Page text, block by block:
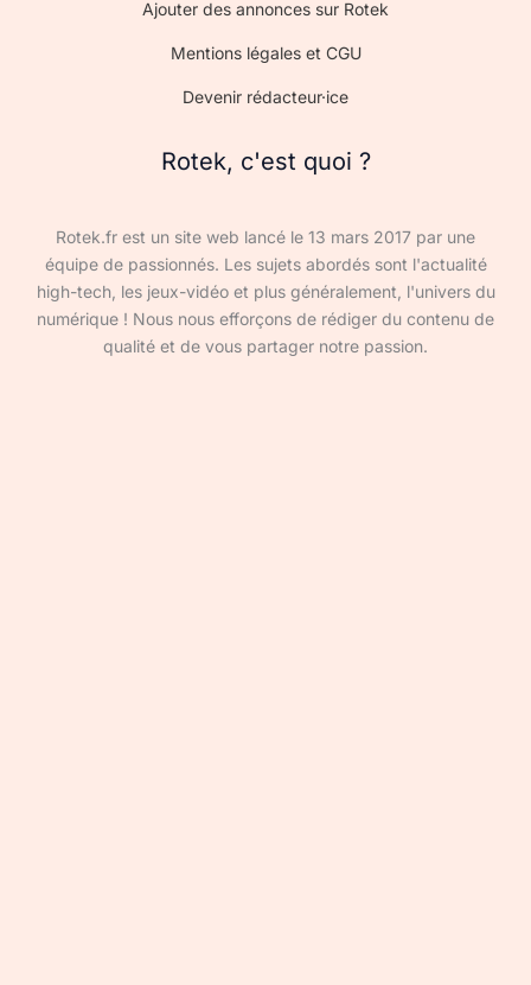
Ajouter des annonces sur Rotek
Mentions légales et CGU
Devenir rédacteur·ice
Rotek, c'est quoi ?
Rotek.fr est un site web lancé le 13 mars 2017 par une
équipe de passionnés. Les sujets abordés sont l'actualité
high-tech, les jeux-vidéo et plus généralement, l'univers du
numérique ! Nous nous efforçons de rédiger du contenu de
qualité et de vous partager notre passion.